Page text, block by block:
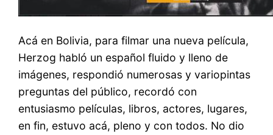
Acá en Bolivia, para filmar una nueva película,
Herzog habló un español fluido y lleno de
imágenes, respondió numerosas y variopintas
preguntas del público, recordó con
entusiasmo películas, libros, actores, lugares,
en fin, estuvo acá, pleno y con todos. No dio